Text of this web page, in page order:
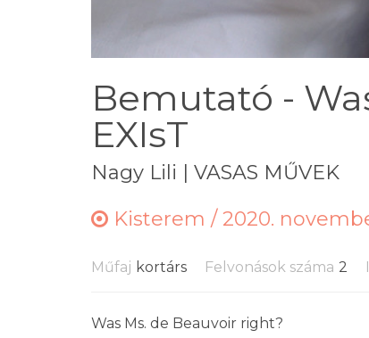
Bemutató -
EXIsT
Nagy Lili | VASAS MŰVEK
Kisterem / 2020.
Műfaj kortárs Felvonások száma 2
Was Ms. de Beauvoir right?